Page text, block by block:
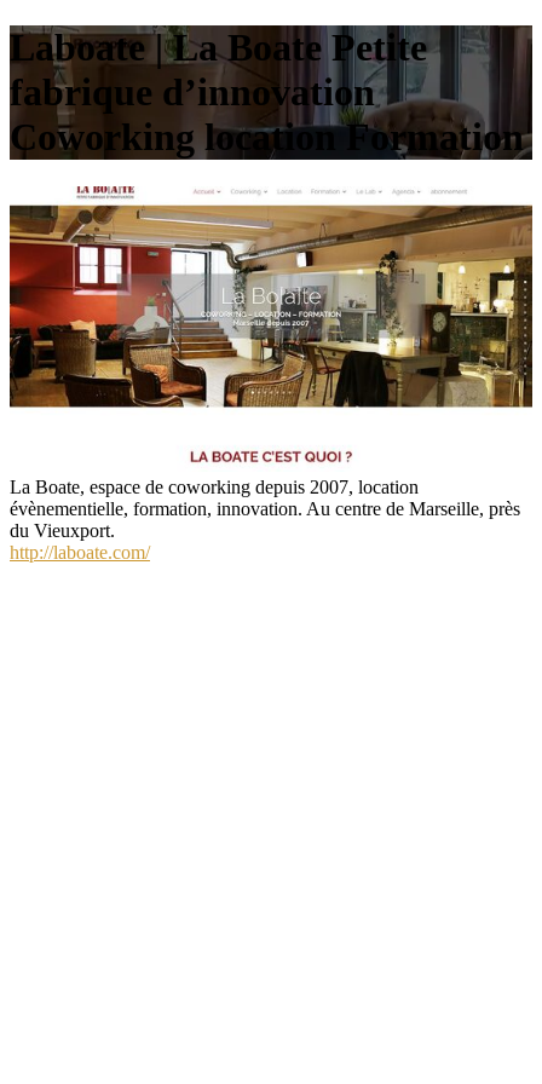
Laboate | La Boate Petite
fabrique d’innovation
Coworking location Formation
La Boate, espace de coworking depuis 2007, location
évènementielle, formation, innovation. Au centre de Marseille, près
du Vieuxport.
http://laboate.com/